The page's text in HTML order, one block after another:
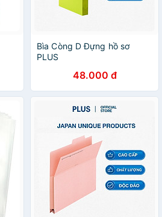
Bìa Còng D Đựng hồ sơ
PLUS
48.000 đ